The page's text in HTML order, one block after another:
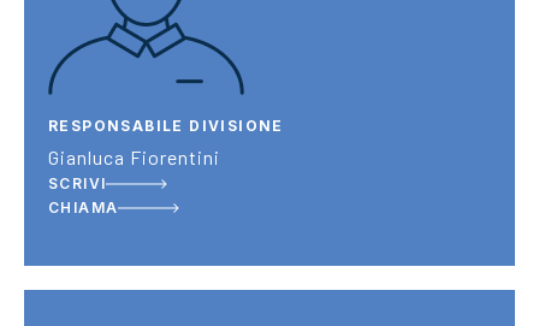
RESPONSABILE DIVISIONE
Gianluca Fiorentini
SCRIVI
CHIAMA